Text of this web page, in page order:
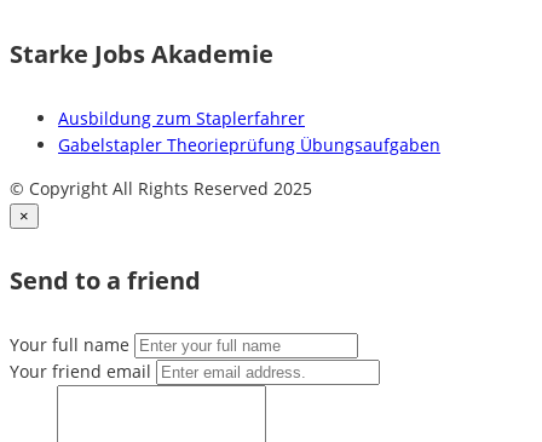
Starke Jobs Akademie
Ausbildung zum Staplerfahrer
Gabelstapler Theorieprüfung Übungsaufgaben
© Copyright All Rights Reserved 2025
×
Send to a friend
Your full name
Your friend email